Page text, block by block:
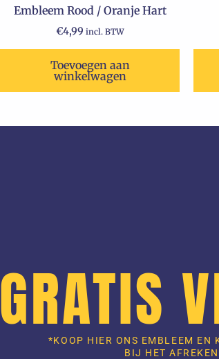
Embleem Rood / Oranje Hart
€4,99 incl. BTW
Toevoegen aan
winkelwagen
GRATIS
*KOOP HIER ONS EMBLEEM EN
BIJ HET